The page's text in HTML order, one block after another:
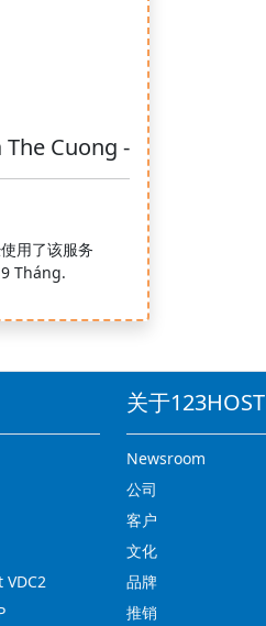
The Cuong -
用了该服务
Tháng.
VDC2
关于123HOST
Newsroom
公司
客户
文化
品牌
推销